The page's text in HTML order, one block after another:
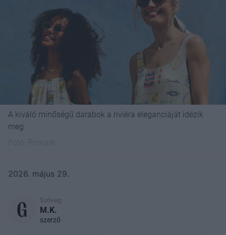
A kiváló minőségű darabok a riviéra eleganciáját idézik
meg
2026. május 29.
Szöveg:
M.K.
szerző